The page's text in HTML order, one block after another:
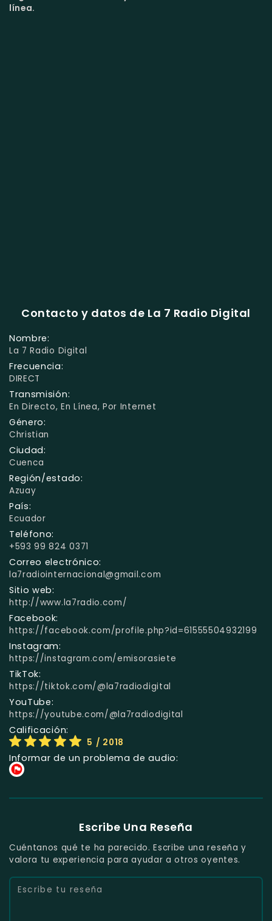
línea.
Contacto y datos de La 7 Radio Digital
Nombre:
La 7 Radio Digital
Frecuencia:
DIRECT
Transmisión:
En Directo, En Línea, Por Internet
Género:
Christian
Ciudad:
Cuenca
Región/estado:
Azuay
País:
Ecuador
Teléfono:
+593 99 824 0371
Correo electrónico:
la7radiointernacional@gmail.com
Sitio web:
http://www.la7radio.com/
Facebook:
https://facebook.com/profile.php?id=61555504932199
Instagram:
https://instagram.com/emisorasiete
TikTok:
https://tiktok.com/@la7radiodigital
YouTube:
https://youtube.com/@la7radiodigital
Calificación:
5 / 2018
Informar de un problema de audio:
Escribe Una Reseña
Cuéntanos qué te ha parecido. Escribe una reseña y
valora tu experiencia para ayudar a otros oyentes.